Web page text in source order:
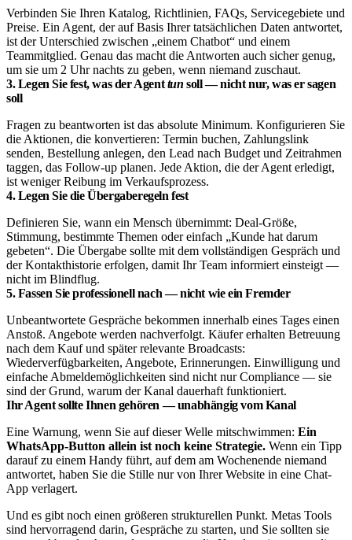
Verbinden Sie Ihren Katalog, Richtlinien, FAQs, Servicegebiete und
Preise. Ein Agent, der auf Basis Ihrer tatsächlichen Daten antwortet,
ist der Unterschied zwischen „einem Chatbot“ und einem
Teammitglied. Genau das macht die Antworten auch sicher genug,
um sie um 2 Uhr nachts zu geben, wenn niemand zuschaut.
3. Legen Sie fest, was der Agenttun soll — nicht nur, was er sagen
soll
Fragen zu beantworten ist das absolute Minimum. Konfigurieren Sie
die Aktionen, die konvertieren: Termin buchen, Zahlungslink
senden, Bestellung anlegen, den Lead nach Budget und Zeitrahmen
taggen, das Follow-up planen. Jede Aktion, die der Agent erledigt,
ist weniger Reibung im Verkaufsprozess.
4. Legen Sie die Übergaberegeln fest
Definieren Sie, wann ein Mensch übernimmt: Deal-Größe,
Stimmung, bestimmte Themen oder einfach „Kunde hat darum
gebeten“. Die Übergabe sollte mit dem vollständigen Gespräch und
der Kontakthistorie erfolgen, damit Ihr Team informiert einsteigt —
nicht im Blindflug.
5. Fassen Sie professionell nach — nicht wie ein Fremder
Unbeantwortete Gespräche bekommen innerhalb eines Tages einen
Anstoß. Angebote werden nachverfolgt. Käufer erhalten Betreuung
nach dem Kauf und später relevante Broadcasts:
Wiederverfügbarkeiten, Angebote, Erinnerungen. Einwilligung und
einfache Abmeldemöglichkeiten sind nicht nur Compliance — sie
sind der Grund, warum der Kanal dauerhaft funktioniert.
Ihr Agent sollte Ihnen gehören — unabhängig vom Kanal
Eine Warnung, wenn Sie auf dieser Welle mitschwimmen: Ein
WhatsApp-Button allein ist noch keine Strategie. Wenn ein Tipp
darauf zu einem Handy führt, auf dem am Wochenende niemand
antwortet, haben Sie die Stille nur von Ihrer Website in eine Chat-
App verlagert.
Und es gibt noch einen größeren strukturellen Punkt. Metas Tools
sind hervorragend darin, Gespräche zu starten, und Sie sollten sie